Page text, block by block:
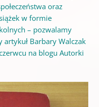
oraz
w formie
– pozwalamy
Barbary Walczak
na blogu Autorki